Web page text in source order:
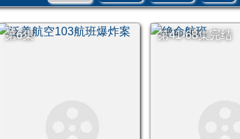
第6集 第41-68集完结